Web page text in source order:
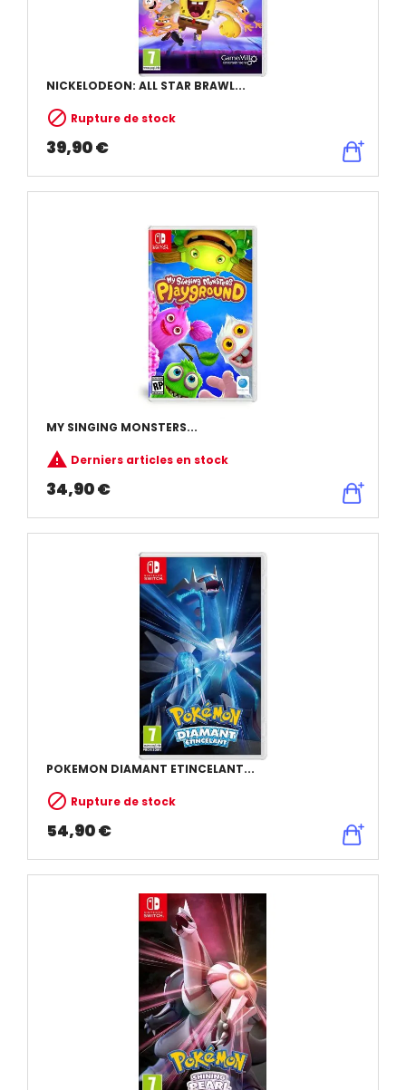
NICKELODEON: ALL STAR BRAWL...
 Rupture de stock
39,90 €
MY SINGING MONSTERS...
 Derniers articles en stock
34,90 €
POKEMON DIAMANT ETINCELANT...
 Rupture de stock
54,90 €